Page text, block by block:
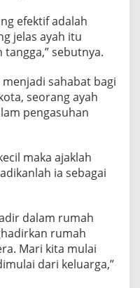
efektif adalah
jelas ayah itu
sebutnya.
sahabat bagi
seorang ayah
pengasuhan
maka ajaklah
ia sebagai
dalam rumah
rumah
Mari kita mulai
dari keluarga,”